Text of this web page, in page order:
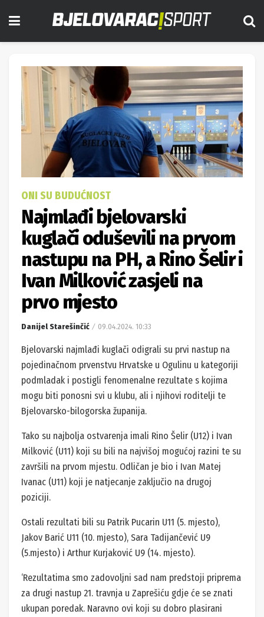
ONI SU BUDUĆNOST
Najmlađi bjelovarski
kuglači oduševili na prvom
nastupu na PH, a Rino Šelir i
Ivan Milković zasjeli na
prvo mjesto
Danijel Starešinčić 09.04.2024. 10:33
Bjelovarski najmlađi kuglači odigrali su prvi nastup na
pojedinačnom prvenstvu Hrvatske u Ogulinu u kategoriji
podmladak i postigli fenomenalne rezultate s kojima
mogu biti ponosni svi u klubu, ali i njihovi roditelji te
Bjelovarsko-bilogorska županija.
Tako su najbolja ostvarenja imali Rino Šelir (U12) i Ivan
Milković (U11) koji su bili na najvišoj mogućoj razini te su
završili na prvom mjestu. Odličan je bio i Ivan Matej
Ivanac (U11) koji je natjecanje zaključio na drugoj
poziciji.
Ostali rezultati bili su Patrik Pucarin U11 (5. mjesto),
Jakov Barić U11 (10. mjesto), Sara Tadijančević U9
(5.mjesto) i Arthur Kurjaković U9 (14. mjesto).
‘Rezultatima smo zadovoljni sad nam predstoji priprema
za drugi nastup 21. travnja u Zaprešiću gdje će se znati
ukupan poredak. Naravno ovi koji su dobro plasirani